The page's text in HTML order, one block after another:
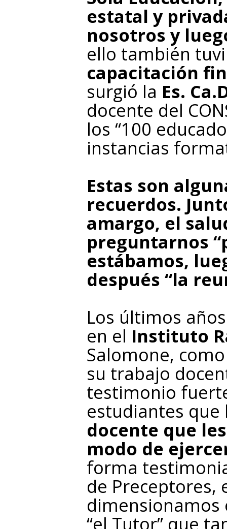
estatal y
nosotros y
ello también
capacitación
surgió la Es.
docente del
los “100
instancias
Estas son
recuerdos.
amargo, el
preguntarnos
estábamos,
después “la
Los últimos
en el Instituto
Salomone,
su trabajo
testimonio
estudiantes que
docente que
modo de
forma
de Preceptores,
dimensionamos
“el Tutor” que